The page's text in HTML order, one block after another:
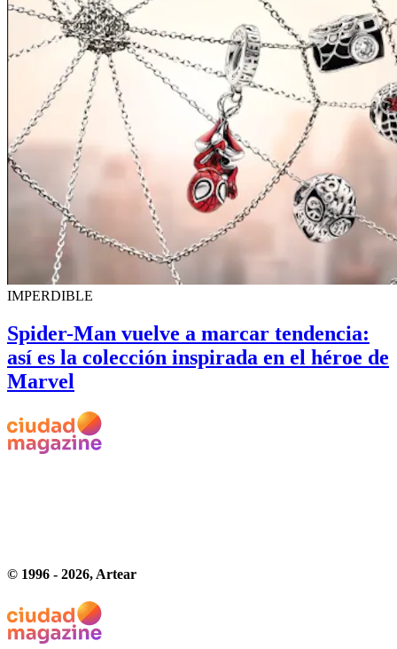
IMPERDIBLE
Spider-Man vuelve a marcar tendencia:
así es la colección inspirada en el héroe de
Marvel
© 1996 - 2026, Artear